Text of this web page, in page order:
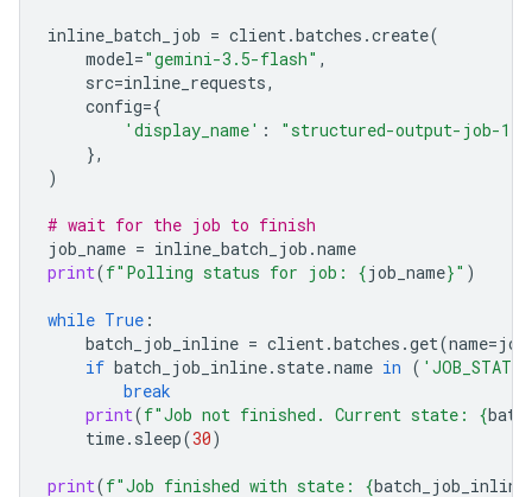
inline_batch_job = client.batches .create(
model="gemini-3.5-flash" ,
src=inline_requests,
config={
'display_name' :
"structured-output-job-1"
},
)
# wait for the job to finish
job_name = inline_batch_job .name
print(f"Polling status for job: {job_name}" )
while True :
batch_job_inline = client.batches .get(name=
if batch_job_inline. state.name in (
break
print(f"Job not finished. Current state: {
time. sleep(30)
print(f"Job finished with state: {batch_job_inline